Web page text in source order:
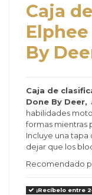
Caja
By
Caja de
Done By Deer,
habilidades
formas mientras
Incluye una tapa
dejar que los
Recomendado
¡Recíbelo entre